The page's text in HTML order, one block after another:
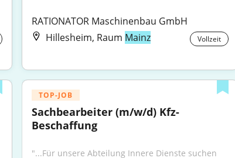
RATIONATOR Maschinenbau GmbH
Hillesheim, Raum Mainz Vollzeit
TOP-JOB
Sachbearbeiter (m/w/d) Kfz-
Beschaffung
"...Für unsere Abteilung Innere Dienste suchen